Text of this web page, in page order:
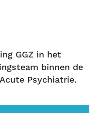
GGZ in het
binnen de
Psychiatrie.